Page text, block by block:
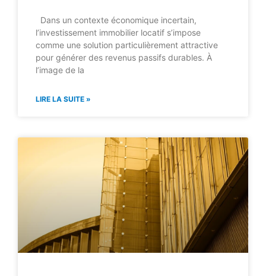
Dans un contexte économique incertain,
l’investissement immobilier locatif s’impose
comme une solution particulièrement attractive
pour générer des revenus passifs durables. À
l’image de la
LIRE LA SUITE »